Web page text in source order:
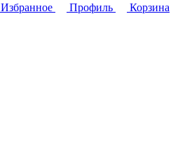
Избранное Профиль Корзина